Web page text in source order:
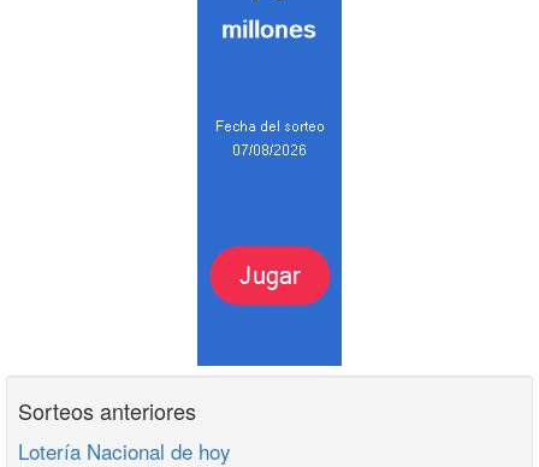
Sorteos anteriores
Lotería Nacional de hoy